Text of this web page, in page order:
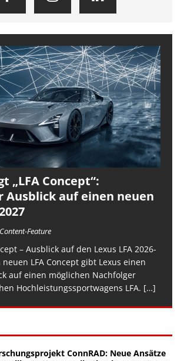
„LFA Concept“:
Ausblick auf einen neuen
Feature
– Ausblick auf den Lexus LFA 2026-
LFA Concept gibt Lexus einen
auf einen möglichen Nachfolger
Hochleistungssportwagens LFA. […]
ConnRAD: Neue Ansätze